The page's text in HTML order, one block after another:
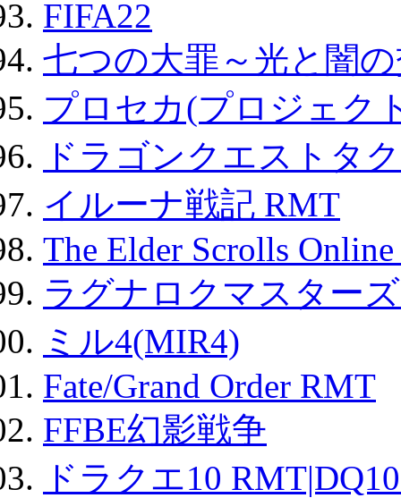
FIFA22
七つの大罪～光と闇
プロセカ(プロジェク
ドラゴンクエストタ
イルーナ戦記 RMT
The Elder Scrolls
ラグナロクマスター
ミル4(MIR4)
Fate/Grand Order RMT
FFBE幻影戦争
ドラクエ10